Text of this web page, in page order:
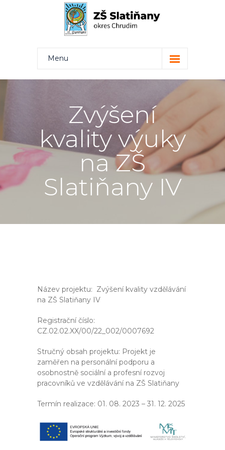
Menu
Kdo jsme
Rodiče
Žáci
Kontakt
Zvýšení
kvality výuky
na ZŠ
Slatiňany IV
Název projektu: Zvýšení kvality vzdělávání
na ZŠ Slatiňany IV
Registrační číslo:
CZ.02.02.XX/00/22_002/0007692
Stručný obsah projektu: Projekt je
zaměřen na personální podporu a
osobnostně sociální a profesní rozvoj
pracovníků ve vzdělávání na ZŠ Slatiňany
Termín realizace: 01. 08. 2023 – 31. 12. 2025